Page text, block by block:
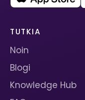
TUTKIA
Noin
Blogi
Knowledge Hub